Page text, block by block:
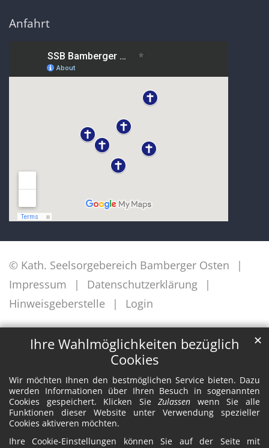
Ihre Wahlmöglichkeiten bezüglich
Cookies
Wir möchten Ihnen den bestmöglichen Service bieten. Dazu
werden Informationen über Ihren Besuch in sogenannten
Cookies gespeichert. Klicken SieZulassen wenn Sie alle
Funktionen dieser Website unter Verwendung spezieller
Cookies aktiveren möchten.
Ihre Cookie-Einstellungen können Sie auf der Seite mit
✕
Anfahrt
© Kath. Seelsorgebereich Bamberger Osten
Impressum
Datenschutzerklärung
Hinweisgeberstelle
Login